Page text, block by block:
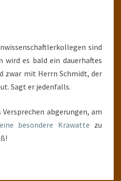
sind
wird es bald ein dauerhaftes
zwar mit Herrn Schmidt, der
Sagt er jedenfalls.
abgerungen, am
besondere Krawatte zu